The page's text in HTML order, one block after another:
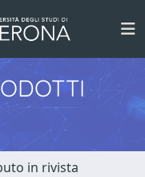
in rivista